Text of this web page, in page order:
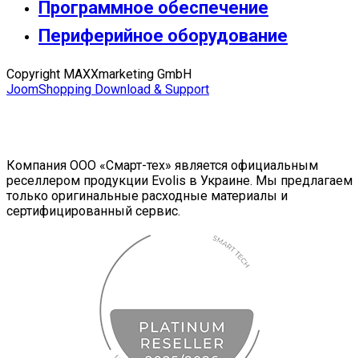
Программное обеспечение
Периферийное оборудование
Copyright MAXXmarketing GmbH
JoomShopping Download & Support
Компания ООО «Смарт-тех» является официальным
реселлером продукции Evolis в Украине. Мы предлагаем
только оригинальные расходные материалы и
сертифицированный сервис.